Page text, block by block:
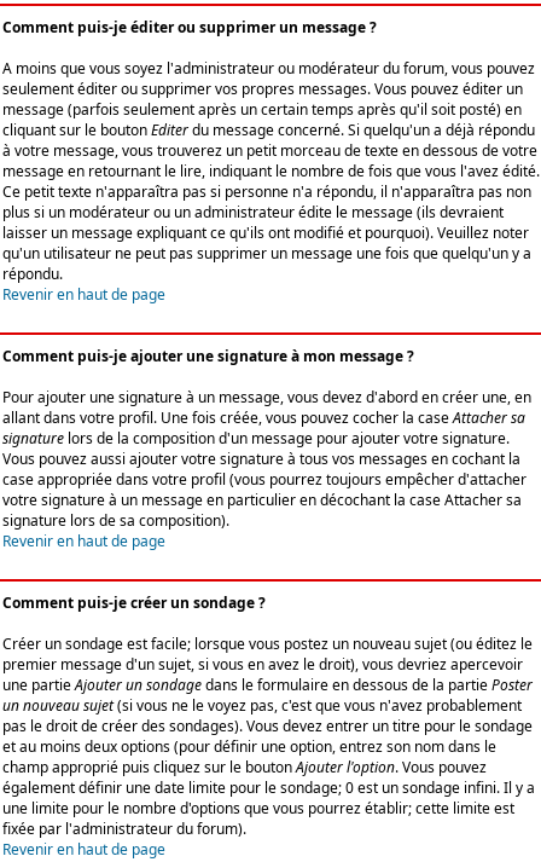
Comment puis-je éditer ou supprimer un message ?
A moins que vous soyez l'administrateur ou modérateur du forum, vous pouvez
seulement éditer ou supprimer vos propres messages. Vous pouvez éditer un
message (parfois seulement après un certain temps après qu'il soit posté) en
cliquant sur le boutonEditerdu message concerné. Si quelqu'un a déjà répondu
à votre message, vous trouverez un petit morceau de texte en dessous de votre
message en retournant le lire, indiquant le nombre de fois que vous l'avez édité.
Ce petit texte n'apparaîtra pas si personne n'a répondu, il n'apparaîtra pas non
plus si un modérateur ou un administrateur édite le message (ils devraient
laisser un message expliquant ce qu'ils ont modifié et pourquoi). Veuillez noter
qu'un utilisateur ne peut pas supprimer un message une fois que quelqu'un y a
répondu.
Revenir en haut de page
Comment puis-je ajouter une signature à mon message ?
Pour ajouter une signature à un message, vous devez d'abord en créer une, en
allant dans votre profil. Une fois créée, vous pouvez cocher la caseAttacher sa
signature lors de la composition d'un message pour ajouter votre signature.
Vous pouvez aussi ajouter votre signature à tous vos messages en cochant la
case appropriée dans votre profil (vous pourrez toujours empêcher d'attacher
votre signature à un message en particulier en décochant la case Attacher sa
signature lors de sa composition).
Revenir en haut de page
Comment puis-je créer un sondage ?
Créer un sondage est facile; lorsque vous postez un nouveau sujet (ou éditez le
premier message d'un sujet, si vous en avez le droit), vous devriez apercevoir
une partieAjouter un sondagedans le formulaire en dessous de la partiePoster
un nouveau sujet(si vous ne le voyez pas, c'est que vous n'avez probablement
pas le droit de créer des sondages). Vous devez entrer un titre pour le sondage
et au moins deux options (pour définir une option, entrez son nom dans le
champ approprié puis cliquez sur le boutonAjouter l'option. Vous pouvez
également définir une date limite pour le sondage; 0 est un sondage infini. Il y a
une limite pour le nombre d'options que vous pourrez établir; cette limite est
fixée par l'administrateur du forum).
Revenir en haut de page